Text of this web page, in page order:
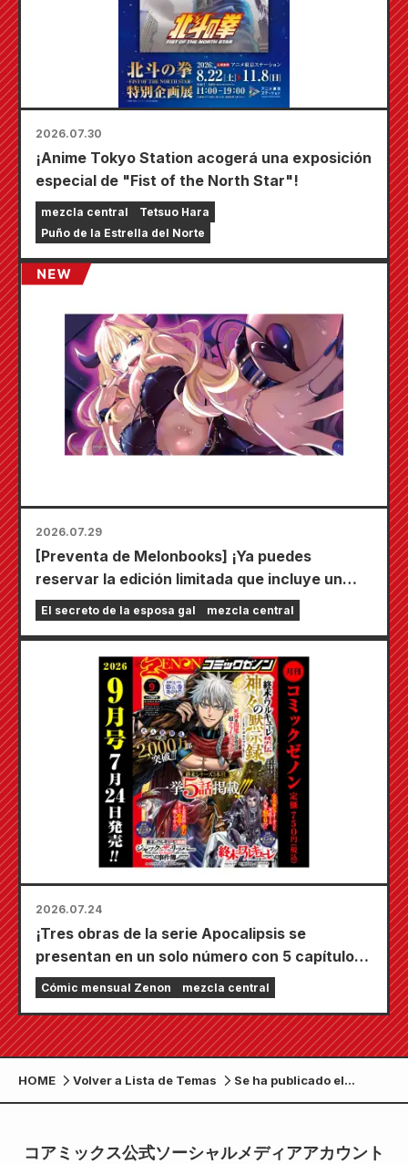
2026.07.30
¡Anime Tokyo Station acogerá una exposición
especial de "Fist of the North Star"!
mezcla central
Tetsuo Hara
Puño de la Estrella del Norte
2026.07.29
[Preventa de Melonbooks] ¡Ya puedes
reservar la edición limitada que incluye un
tapete de juego especial con una ilustración
deslumbrante de Fuyuki Tojo dibujada por
novia" saldrá a la venta el 20 de octubre!
El secreto de la esposa gal mezcla central
2026.07.24
¡Tres obras de la serie Apocalipsis se
presentan en un solo número con 5 capítulos!
¡El número de septiembre de 2026 de
"Monthly Comic Zenon" sale a la venta el 24
de julio!
Cómic mensual Zenon mezcla central
HOME Volver a Lista de Temas
Se ha publicado el
número 12 de la revista
recomendados, dulces
コアミックス公式ソーシャルメディアアカウント